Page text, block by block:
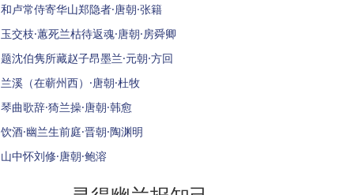
和卢常侍寄华山郑隐者·唐朝·张籍
玉交枝·蕙死兰枯待返魂·唐朝·房舜卿
题沈伯隽所藏赵子昂墨兰·元朝·方回
兰溪（在蕲州西）·唐朝·杜牧
琴曲歌辞·猗兰操·唐朝·韩愈
饮酒·幽兰生前庭·晋朝·陶渊明
山中怀刘修·唐朝·鲍溶